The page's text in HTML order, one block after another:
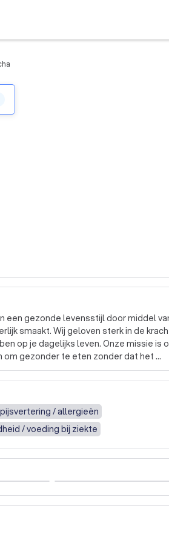
een gezonde levensstijl door middel
smaakt. Wij geloven sterk in de
op je dagelijks leven. Onze missie is
om gezonder te eten zonder dat het
in onze moderne kookstudio in
die je helpen bij het maken van
vaardigheden te combineren met
seizoensgebonden en verse
benadering. We staan klaar om
nastreven van een gezondere leefstijl.
foodie, ons team van deskundigen
of wil je een unieke culinaire
/ allergieën
/ voeding bij ziekte